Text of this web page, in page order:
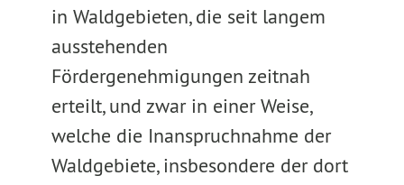
in Waldgebieten, die seit langem
ausstehenden
Fördergenehmigungen zeitnah
erteilt, und zwar in einer Weise,
welche die Inanspruchnahme der
Waldgebiete, insbesondere der dort